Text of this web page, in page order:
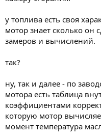
у топлива есть своя
мотор знает сколько он
замеров и вычислений.
так?
ну, так и далее - по
мотора есть таблица
коэффициентами
которую мотор
момент температура